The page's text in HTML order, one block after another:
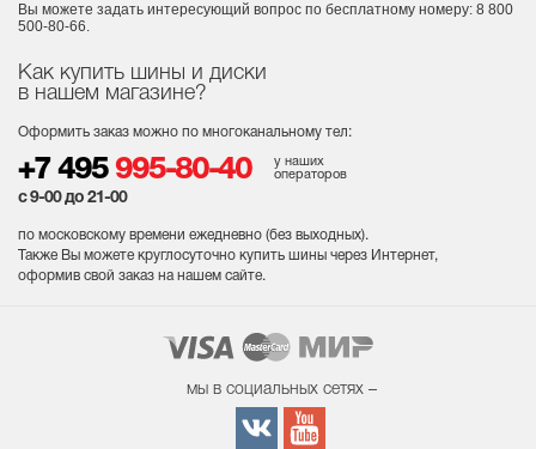
Как купить шины и диски
в нашем магазине?
Оформить заказ можно по многоканальному тел:
+7 495 995-80-40
у наших
операторов
с 9-00 до 21-00
по московскому времени ежедневно (без выходных).
Также Вы можете круглосуточно купить шины через Интернет,
оформив свой заказ на нашем сайте.
Вы можете задать интересующий вопрос по бесплатному номеру: 8 800
500-80-66.
мы в социальных сетях –